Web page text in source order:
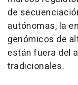
de
autónomas, la
genómicos de
están fuera del
tradicionales.